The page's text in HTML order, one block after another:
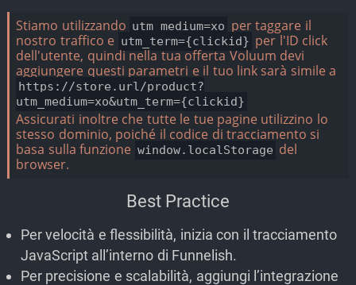
Stiamo utilizzando utm_medium=xo per taggare il
nostro traffico e utm_term={clickid} per l'ID click
dell'utente, quindi nella tua offerta Voluum devi
aggiungere questi parametri e il tuo link sarà simile a
https://store.url/product?
utm_medium=xo&utm_term={clickid}
Assicurati inoltre che tutte le tue pagine utilizzino lo
stesso dominio, poiché il codice di tracciamento si
basa sulla funzione window.localStorage del
browser.
Best Practice
Per velocità e flessibilità, inizia con il tracciamento
JavaScript all’interno di Funnelish.
Per precisione e scalabilità, aggiungi l’integrazione